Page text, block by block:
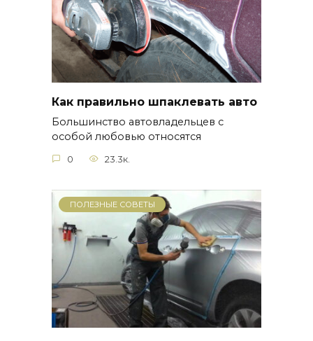
Как правильно шпаклевать авто
Большинство автовладельцев с
особой любовью относятся
0 23.3к.
ПОЛЕЗНЫЕ СОВЕТЫ